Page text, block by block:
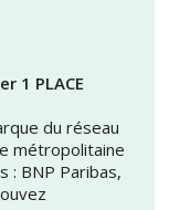
1 PLACE
du réseau
métropolitaine
: BNP Paribas,